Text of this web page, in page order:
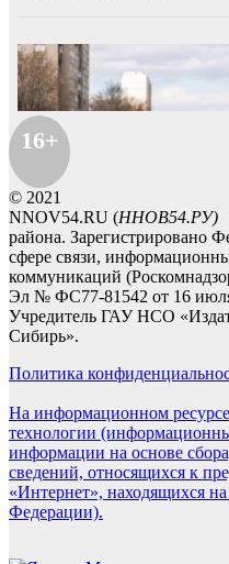
16+
© 2021
NNOV54.RU (ННОВ54.РУ)
района. Зарегистрировано
сфере связи,
коммуникаций
Эл № ФС77-81542 от 16
Учредитель ГАУ НСО
Сибирь».
Политика
На информационном
технологии
информации на основе
сведений, относящихся к
«Интернет», находящихся
Федерации).